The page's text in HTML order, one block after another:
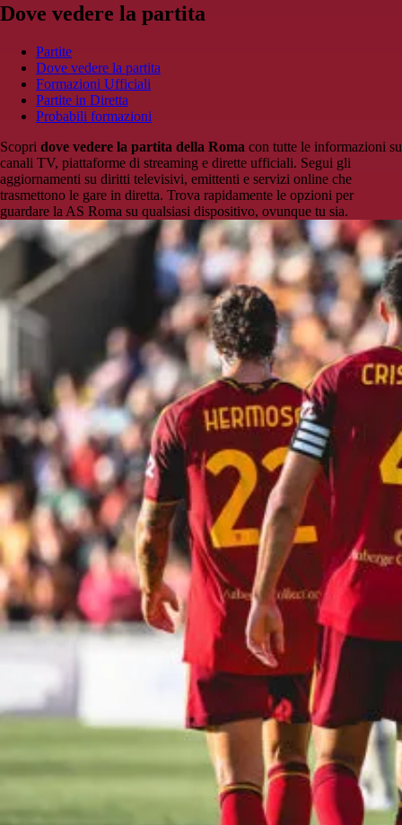
Dove vedere la partita
Partite
Dove vedere la partita
Formazioni Ufficiali
Partite in Diretta
Probabili formazioni
Scopri dove vedere la partita della Roma con tutte le informazioni su
canali TV, piattaforme di streaming e dirette ufficiali. Segui gli
aggiornamenti su diritti televisivi, emittenti e servizi online che
trasmettono le gare in diretta. Trova rapidamente le opzioni per
guardare la AS Roma su qualsiasi dispositivo, ovunque tu sia.